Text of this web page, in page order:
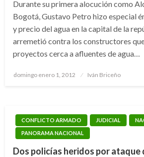
Durante su primera alocución como
Bogotá, Gustavo Petro hizo especial
y precio del agua en la capital de la
arremetió contra los constructores
proyectos cerca a afluentes de agua…
Publicado
domingo enero 1, 2012 Iván Briceño
CONFLICTO ARMADO JUDICIAL
PANORAMA NACIONAL
Dos policías heridos por ataque